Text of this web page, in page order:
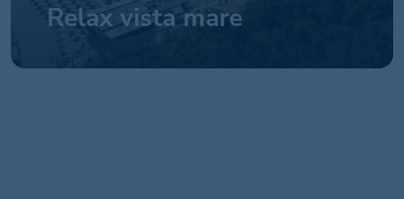
Relax vista mare